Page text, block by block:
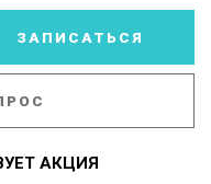
ЗАПИСАТЬСЯ
АКЦИЯ